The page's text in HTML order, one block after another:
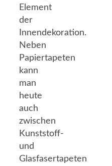
Element
der
Innendekoration.
Neben
Papiertapeten
kann
man
heute
auch
zwischen
Kunststoff-
und
Glasfasertapeten